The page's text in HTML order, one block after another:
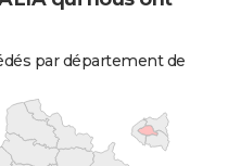
par département de